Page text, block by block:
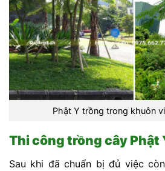
Phật Y trồng trong khuôn
Thi công trồng cây Phật
Sau khi đã chuẩn bị đủ việc